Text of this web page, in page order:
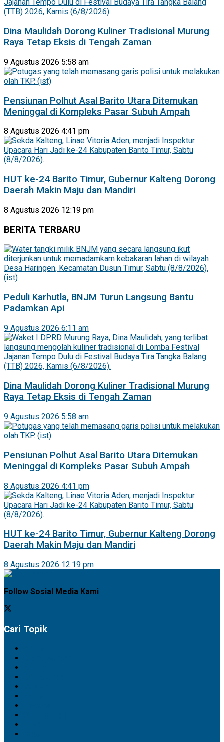
Dina Maulidah Dorong Kuliner Tradisional Murung
Raya Tetap Eksis di Tengah Zaman
9 Agustus 2026 5:58 am
Pensiunan Polhut Asal Barito Utara Ditemukan
Meninggal di Kompleks Pasar Subuh Ampah
8 Agustus 2026 4:41 pm
HUT ke-24 Barito Timur, Gubernur Kalteng Dorong
Daerah Makin Maju dan Mandiri
8 Agustus 2026 12:19 pm
BERITA TERBARU
Peduli Karhutla, BNJM Turun Langsung Bantu
Padamkan Api
9 Agustus 2026 6:11 am
Dina Maulidah Dorong Kuliner Tradisional Murung
Raya Tetap Eksis di Tengah Zaman
9 Agustus 2026 5:58 am
Pensiunan Polhut Asal Barito Utara Ditemukan
Meninggal di Kompleks Pasar Subuh Ampah
8 Agustus 2026 4:41 pm
HUT ke-24 Barito Timur, Gubernur Kalteng Dorong
Daerah Makin Maju dan Mandiri
8 Agustus 2026 12:19 pm
Follow Sosial Media Kami
Cari Topik